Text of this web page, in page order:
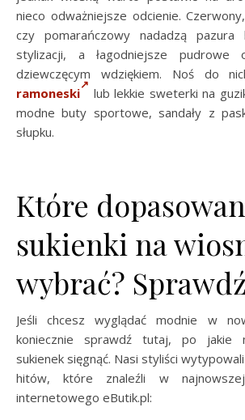
nieco odważniejsze odcienie.
czy pomarańczowy nadadzą pazura
stylizacji, a łagodniejsze pudrowe
dziewczęcym wdziękiem. Noś do
ramoneski
lub lekkie sweterki na
modne buty sportowe, sandały z
słupku.
Które
sukienki na
wybrać?
Jeśli chcesz wyglądać modnie w
koniecznie sprawdź tutaj, po jakie
sukienek sięgnąć. Nasi styliści
hitów, które znaleźli w
internetowego eButik.pl: